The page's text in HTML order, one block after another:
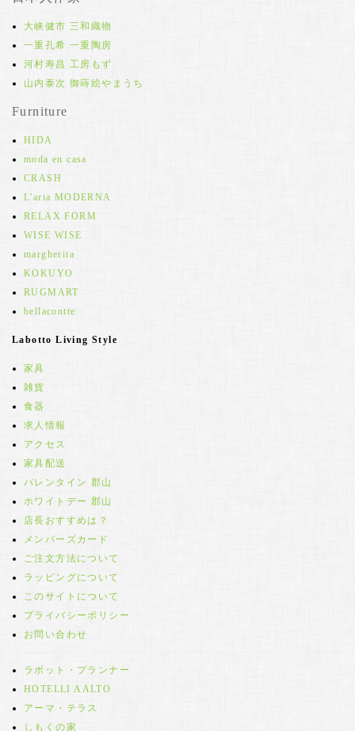
大峡健市 三和織物
一重孔希 一重陶房
河村寿昌 工房もず
山内泰次 御蒔絵やまうち
Furniture
HIDA
moda en casa
CRASH
L'aria MODERNA
RELAX FORM
WISE WISE
margherita
KOKUYO
RUGMART
bellacontte
Labotto Living Style
家具
雑貨
食器
求人情報
アクセス
家具配送
バレンタイン 郡山
ホワイトデー 郡山
店長おすすめは？
メンバーズカード
ご注文方法について
ラッピングについて
このサイトについて
プライバシーポリシー
お問い合わせ
ラボット・プランナー
HOTELLI AALTO
アーマ・テラス
しもくの家